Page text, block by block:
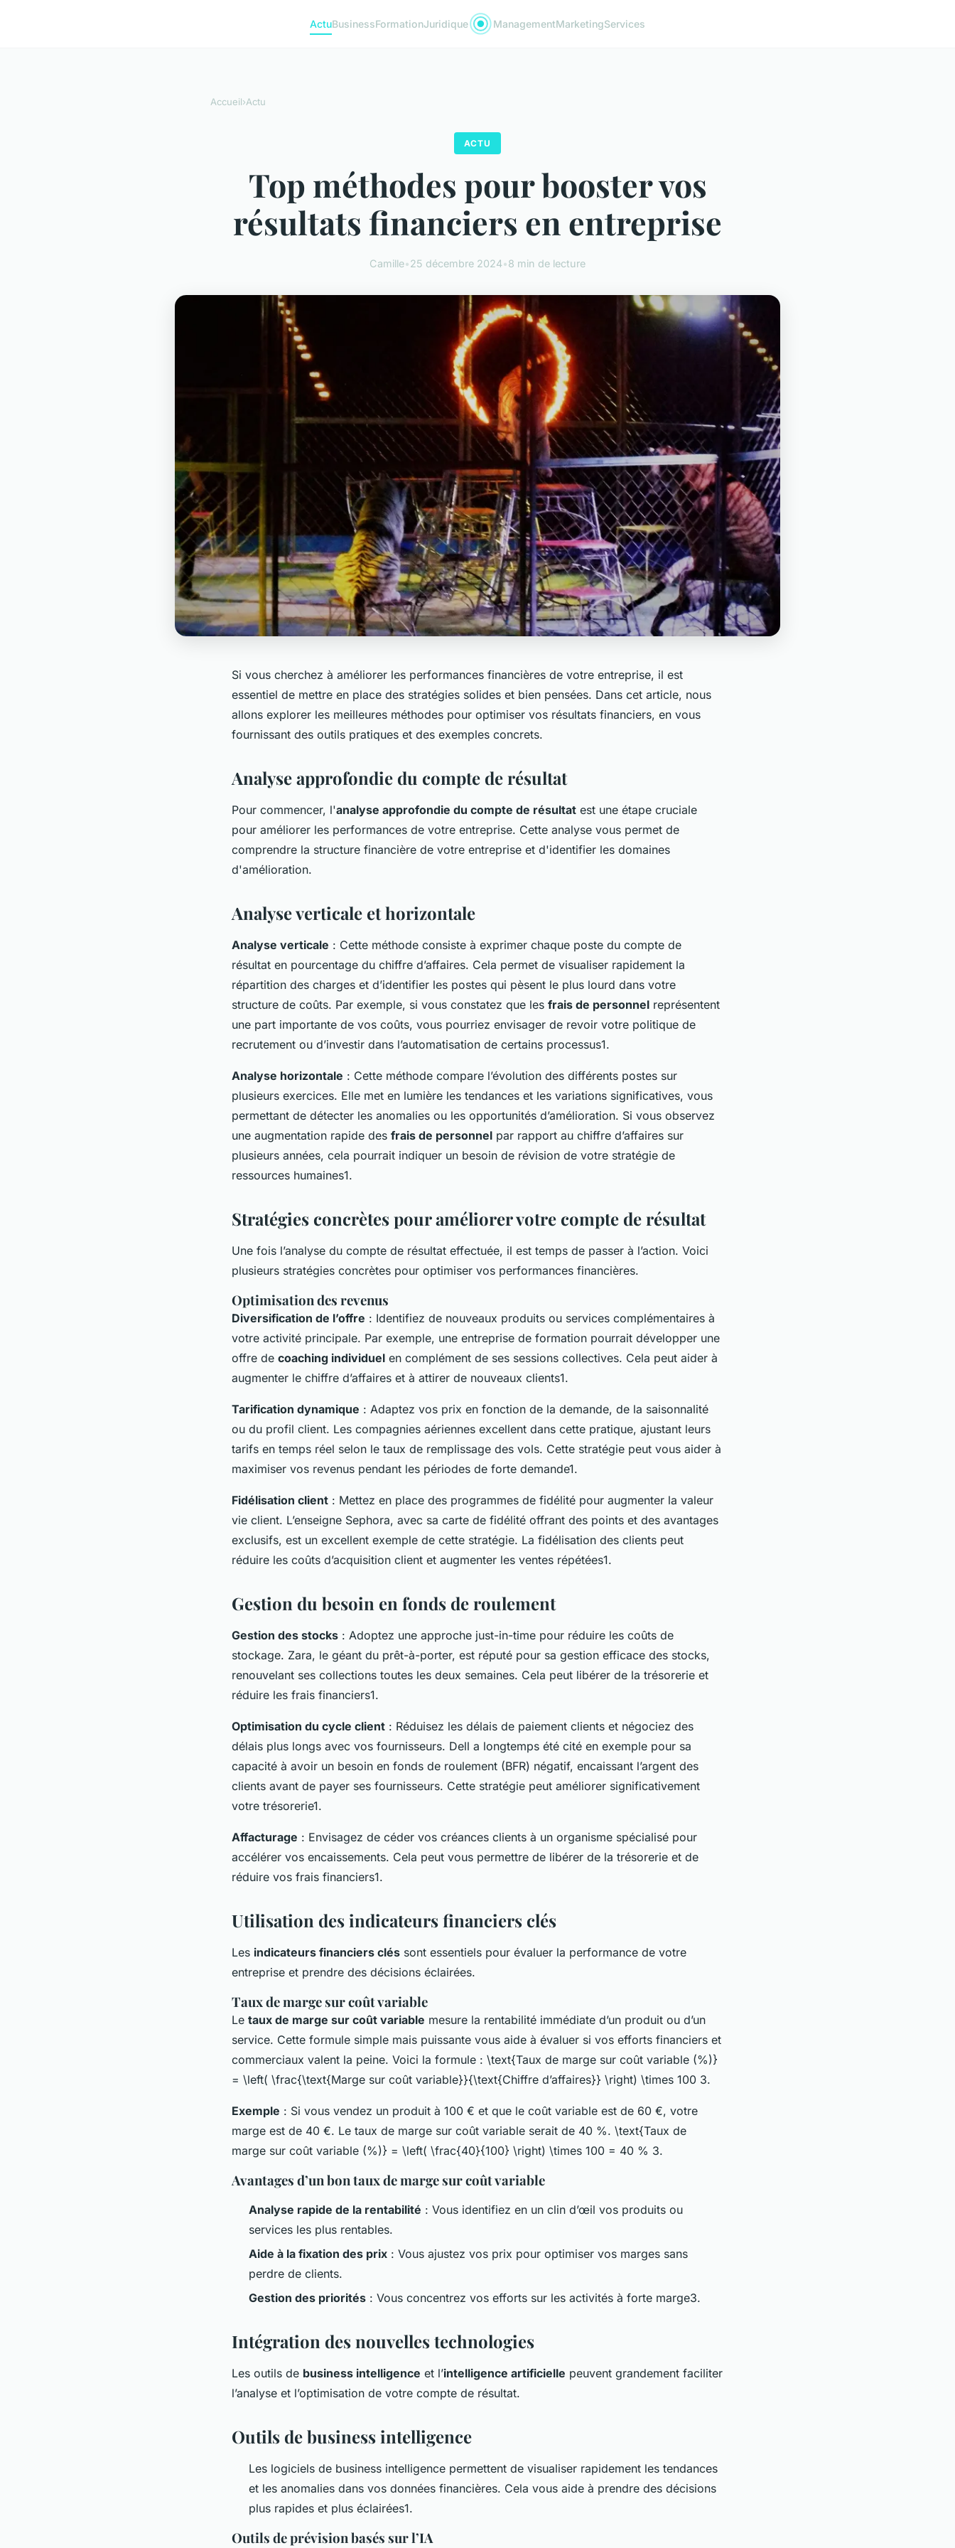
ActuBusinessFormationJuridique ManagementMarketingServices
Accueil›Actu
ACTU
Top méthodes pour booster vos
résultats financiers en entreprise
Camille•25 décembre 2024•8 min de lecture
Si vous cherchez à améliorer les performances financières de votre entreprise, il est
essentiel de mettre en place des stratégies solides et bien pensées. Dans cet article, nous
allons explorer les meilleures méthodes pour optimiser vos résultats financiers, en vous
fournissant des outils pratiques et des exemples concrets.
Analyse approfondie du compte de résultat
Pour commencer, l'analyse approfondie du compte de résultat est une étape cruciale
pour améliorer les performances de votre entreprise. Cette analyse vous permet de
comprendre la structure financière de votre entreprise et d'identifier les domaines
d'amélioration.
Analyse verticale et horizontale
Analyse verticale : Cette méthode consiste à exprimer chaque poste du compte de
résultat en pourcentage du chiffre d’affaires. Cela permet de visualiser rapidement la
répartition des charges et d’identifier les postes qui pèsent le plus lourd dans votre
structure de coûts. Par exemple, si vous constatez que les frais de personnel représentent
une part importante de vos coûts, vous pourriez envisager de revoir votre politique de
recrutement ou d’investir dans l’automatisation de certains processus1.
Analyse horizontale : Cette méthode compare l’évolution des différents postes sur
plusieurs exercices. Elle met en lumière les tendances et les variations significatives, vous
permettant de détecter les anomalies ou les opportunités d’amélioration. Si vous observez
une augmentation rapide des frais de personnel par rapport au chiffre d’affaires sur
plusieurs années, cela pourrait indiquer un besoin de révision de votre stratégie de
ressources humaines1.
Stratégies concrètes pour améliorer votre compte de résultat
Une fois l’analyse du compte de résultat effectuée, il est temps de passer à l’action. Voici
plusieurs stratégies concrètes pour optimiser vos performances financières.
Optimisation des revenus
Diversification de l’offre : Identifiez de nouveaux produits ou services complémentaires à
votre activité principale. Par exemple, une entreprise de formation pourrait développer une
offre de coaching individuel en complément de ses sessions collectives. Cela peut aider à
augmenter le chiffre d’affaires et à attirer de nouveaux clients1.
Tarification dynamique : Adaptez vos prix en fonction de la demande, de la saisonnalité
ou du profil client. Les compagnies aériennes excellent dans cette pratique, ajustant leurs
tarifs en temps réel selon le taux de remplissage des vols. Cette stratégie peut vous aider à
maximiser vos revenus pendant les périodes de forte demande1.
Fidélisation client : Mettez en place des programmes de fidélité pour augmenter la valeur
vie client. L’enseigne Sephora, avec sa carte de fidélité offrant des points et des avantages
exclusifs, est un excellent exemple de cette stratégie. La fidélisation des clients peut
réduire les coûts d’acquisition client et augmenter les ventes répétées1.
Gestion du besoin en fonds de roulement
Gestion des stocks : Adoptez une approche just-in-time pour réduire les coûts de
stockage. Zara, le géant du prêt-à-porter, est réputé pour sa gestion efficace des stocks,
renouvelant ses collections toutes les deux semaines. Cela peut libérer de la trésorerie et
réduire les frais financiers1.
Optimisation du cycle client : Réduisez les délais de paiement clients et négociez des
délais plus longs avec vos fournisseurs. Dell a longtemps été cité en exemple pour sa
capacité à avoir un besoin en fonds de roulement (BFR) négatif, encaissant l’argent des
clients avant de payer ses fournisseurs. Cette stratégie peut améliorer significativement
votre trésorerie1.
Affacturage : Envisagez de céder vos créances clients à un organisme spécialisé pour
accélérer vos encaissements. Cela peut vous permettre de libérer de la trésorerie et de
réduire vos frais financiers1.
Utilisation des indicateurs financiers clés
Les indicateurs financiers clés sont essentiels pour évaluer la performance de votre
entreprise et prendre des décisions éclairées.
Taux de marge sur coût variable
Le taux de marge sur coût variable mesure la rentabilité immédiate d’un produit ou d’un
service. Cette formule simple mais puissante vous aide à évaluer si vos efforts financiers et
commerciaux valent la peine. Voici la formule : \text{Taux de marge sur coût variable (%)}
= \left( \frac{\text{Marge sur coût variable}}{\text{Chiffre d’affaires}} \right) \times 100 3.
Exemple : Si vous vendez un produit à 100 € et que le coût variable est de 60 €, votre
marge est de 40 €. Le taux de marge sur coût variable serait de 40 %. \text{Taux de
marge sur coût variable (%)} = \left( \frac{40}{100} \right) \times 100 = 40 % 3.
Avantages d’un bon taux de marge sur coût variable
Analyse rapide de la rentabilité : Vous identifiez en un clin d’œil vos produits ou
services les plus rentables.
Aide à la fixation des prix : Vous ajustez vos prix pour optimiser vos marges sans
perdre de clients.
Gestion des priorités : Vous concentrez vos efforts sur les activités à forte marge3.
Intégration des nouvelles technologies
Les outils de business intelligence et l’intelligence artificielle peuvent grandement faciliter
l’analyse et l’optimisation de votre compte de résultat.
Outils de business intelligence
Les logiciels de business intelligence permettent de visualiser rapidement les tendances
et les anomalies dans vos données financières. Cela vous aide à prendre des décisions
plus rapides et plus éclairées1.
Outils de prévision basés sur l’IA